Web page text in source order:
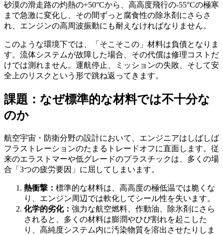
砂漠の滑走路の灼熱の+50°Cから、高高度飛行の-55°Cの極寒
まで急激に変化し、その間ずっと腐食性の除氷剤にさらさ
れ、エンジンの高周波振動にも耐えなければなりません。
このような環境下では、「そこそこの」材料は負債となりま
す。流体システムが故障した場合、その代償は修理コストだ
けでは測れません。運航停止、ミッションの失敗、そして安
全上のリスクという形で跳ね返ってきます。
課題：なぜ標準的な材料では不十分な
のか
航空宇宙・防衛分野の設計において、エンジニアはしばしば
フラストレーションのたまるトレードオフに直面します。従
来のエラストマーや低グレードのプラスチックは、多くの場
合「3つの疲労要因」に屈してしまいます。
熱衝撃： 標準的な材料は、高高度の極低温では脆くな
り、エンジン周辺では軟化してシール性を失います。
化学的劣化： 強力な航空燃料、作動油、除氷剤にさら
されると、多くの材料は膨潤やひび割れを起こした
り、高純度システム内に汚染物質を溶出させたりしま